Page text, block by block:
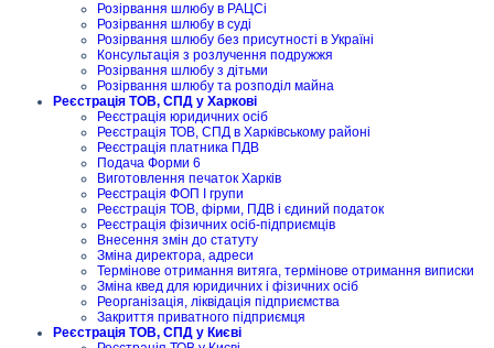
Розірвання шлюбу в РАЦСі
Розірвання шлюбу в суді
Розірвання шлюбу без присутності в Україні
Консультація з розлучення подружжя
Розірвання шлюбу з дітьми
Розірвання шлюбу та розподіл майна
Реєстрація ТОВ, СПД у Харкові
Реєстрація юридичних осіб
Реєстрація ТОВ, СПД в Харківському районі
Реєстрація платника ПДВ
Подача Форми 6
Виготовлення печаток Харків
Реєстрація ФОП I групи
Реєстрація ТОВ, фірми, ПДВ і єдиний податок
Реєстрація фізичних осіб-підприємців
Внесення змін до статуту
Зміна директора, адреси
Термінове отримання витяга, термінове отримання виписки
Зміна квед для юридичних і фізичних осіб
Реорганізація, ліквідація підприємства
Закриття приватного підприємця
Реєстрація ТОВ, СПД у Києві